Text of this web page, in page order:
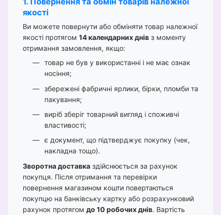
якості
Ви можете повернути або обміняти товар належної
якості протягом 14 календарних днів з моменту
отримання замовлення, якщо:
товар не був у використанні і не має ознак
носіння;
збережені фабричні ярлики, бірки, пломби та
пакування;
виріб зберіг товарний вигляд і споживчі
властивості;
є документ, що підтверджує покупку (чек,
накладна тощо).
Зворотна доставка здійснюється за рахунок
покупця. Після отримання та перевірки
повернення магазином кошти повертаються
покупцю на банківську картку або розрахунковий
рахунок протягом до 10 робочих днів. Вартість